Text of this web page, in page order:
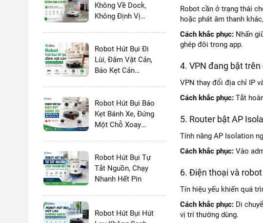
Không Về Dock,
Không Định Vị
Robot Hút Bụi Đi
Lùi, Đâm Vật Cản,
Báo Kẹt Cản
Robot Hút Bụi Báo
Kẹt Bánh Xe, Đứng
Một Chỗ Xoay
Robot Hút Bụi Tự
Tắt Nguồn, Chạy
Nhanh Hết Pin
Robot Hút Bụi Hút
Robot cần ở trạng thái
hoặc phát âm thanh
Cách khắc phục:Nhấn
ghép đôi trong app.
4. VPN đang bật
VPN thay đổi địa chỉ IP
Cách khắc phục:Tắt
5. Router bật AP
Tính năng AP Isolation
Cách khắc phục:Vào
6. Điện thoại và
Tín hiệu yếu khiến quá
Cách khắc phục:Di
vị trí thường dùng.